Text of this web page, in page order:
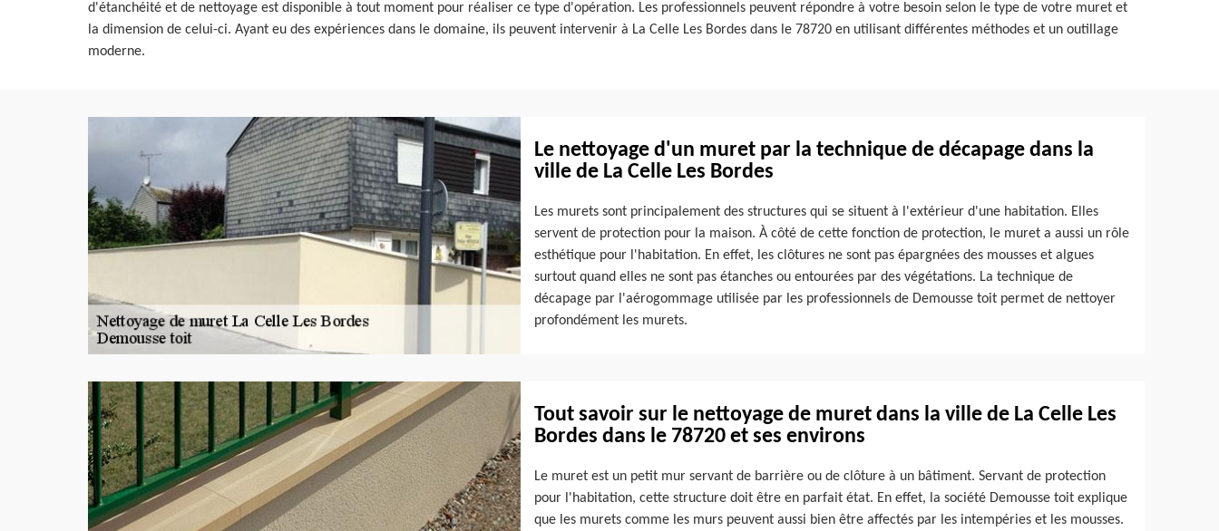
d'étanchéité et de nettoyage est disponible à tout moment pour réaliser ce type d'opération. Les professionnels peuvent répondre à votre besoin selon le type de votre muret et
la dimension de celui-ci. Ayant eu des expériences dans le domaine, ils peuvent intervenir à La Celle Les Bordes dans le 78720 en utilisant différentes méthodes et un outillage
moderne.
Le nettoyage d'un muret par la technique de décapage dans la
ville de La Celle Les Bordes
Les murets sont principalement des structures qui se situent à l'extérieur d'une habitation. Elles
servent de protection pour la maison. À côté de cette fonction de protection, le muret a aussi un rôle
esthétique pour l'habitation. En effet, les clôtures ne sont pas épargnées des mousses et algues
surtout quand elles ne sont pas étanches ou entourées par des végétations. La technique de
décapage par l'aérogommage utilisée par les professionnels de Demousse toit permet de nettoyer
profondément les murets.
Tout savoir sur le nettoyage de muret dans la ville de La Celle Les
Bordes dans le 78720 et ses environs
Le muret est un petit mur servant de barrière ou de clôture à un bâtiment. Servant de protection
pour l'habitation, cette structure doit être en parfait état. En effet, la société Demousse toit explique
que les murets comme les murs peuvent aussi bien être affectés par les intempéries et les mousses.